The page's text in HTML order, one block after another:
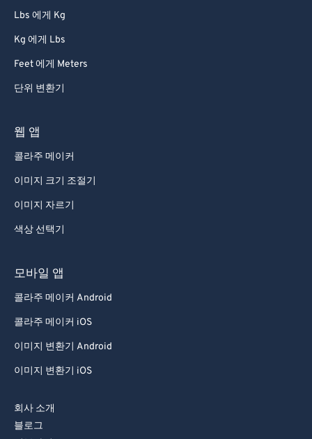
Lbs 에게 Kg
Kg 에게 Lbs
Feet 에게 Meters
단위 변환기
웹 앱
콜라주 메이커
이미지 크기 조절기
이미지 자르기
색상 선택기
모바일 앱
콜라주 메이커 Android
콜라주 메이커 iOS
이미지 변환기 Android
이미지 변환기 iOS
회사 소개
블로그